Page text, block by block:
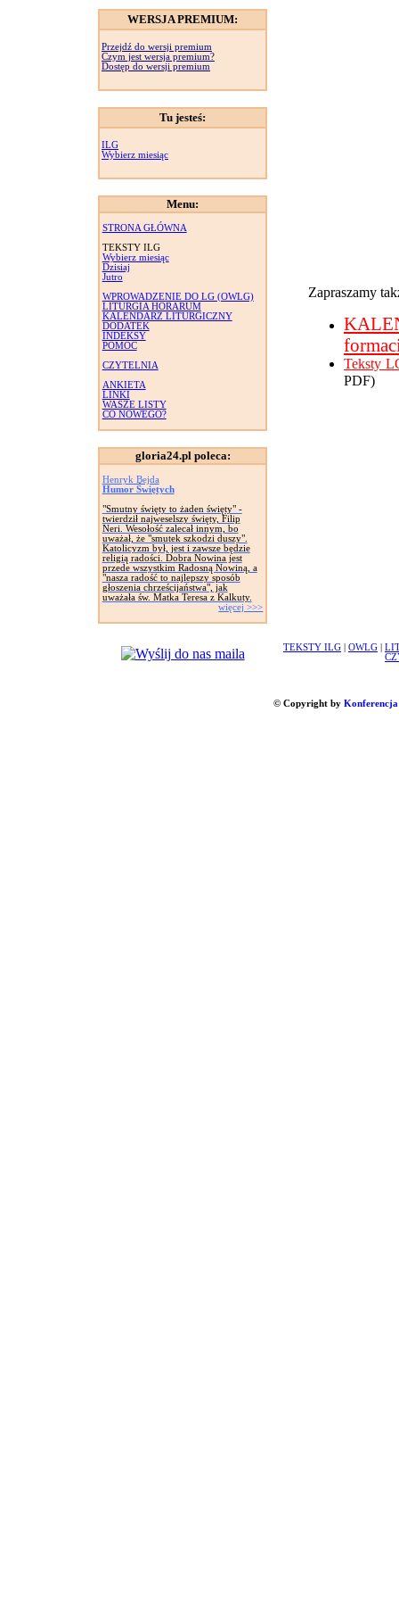
WERSJA PREMIUM:
Przejdź do wersji premium
Czym jest wersja premium?
Dostęp do wersji premium
Tu jesteś:
ILG
Wybierz miesiąc
Menu:
STRONA GŁÓWNA
TEKSTY ILG
Wybierz miesiąc
Dzisiaj
Jutro
WPROWADZENIE DO LG (OWLG)
LITURGIA HORARUM
KALENDARZ LITURGICZNY
DODATEK
INDEKSY
POMOC
CZYTELNIA
ANKIETA
LINKI
WASZE LISTY
CO NOWEGO?
gloria24.pl poleca:
Henryk Bejda
Humor Świętych
"Smutny święty to żaden święty" -
twierdził najweselszy święty, Filip
Neri. Wesołość zalecał innym, bo
uważał, że "smutek szkodzi duszy".
Katolicyzm był, jest i zawsze będzie
religią radości. Dobra Nowina jest
przede wszystkim Radosną Nowiną, a
"nasza radość to najlepszy sposób
głoszenia chrześcijaństwa", jak
uważała św. Matka Teresa z Kalkuty.
więcej >>>
Zapraszamy
Teksty
PDF)
TEKSTY ILG OWLG
© Copyright by Konferencja